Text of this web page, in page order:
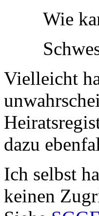
Wie
Vielleicht
dazu
Ich selbst
keinen